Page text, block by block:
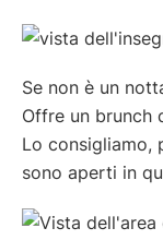
Se non è un
Offre un brunch
Lo consigliamo,
sono aperti in